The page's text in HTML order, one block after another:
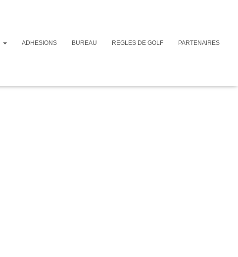
ADHESIONS BUREAU REGLES DE GOLF PARTENAIRES